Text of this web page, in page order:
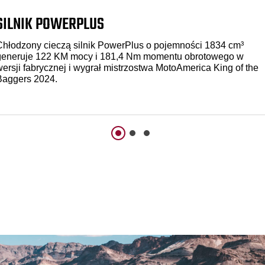
POWERPLUS
cieczą silnik PowerPlus o pojemności 1834 cm³
122 KM mocy i 181,4 Nm momentu obrotowego w
fabrycznej i wygrał mistrzostwa MotoAmerica King of the
2024.